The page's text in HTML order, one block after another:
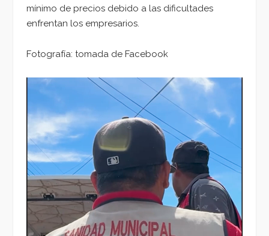
mínimo de precios debido a las dificultades
enfrentan los empresarios.
Fotografía: tomada de Facebook
Reproductor
vídeo